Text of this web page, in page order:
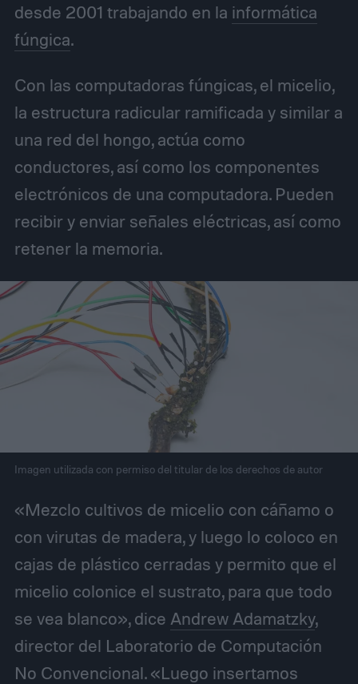
desde 2001 trabajando en la informática
fúngica.
Con las computadoras fúngicas, el micelio,
la estructura radicular ramificada y similar a
una red del hongo, actúa como
conductores, así como los componentes
electrónicos de una computadora. Pueden
recibir y enviar señales eléctricas, así como
retener la memoria.
Imagen utilizada con permiso del titular de los derechos de autor
«Mezclo cultivos de micelio con cáñamo o
con virutas de madera, y luego lo coloco en
cajas de plástico cerradas y permito que el
micelio colonice el sustrato, para que todo
se vea blanco», dice Andrew Adamatzky,
director del Laboratorio de Computación
No Convencional. «Luego insertamos